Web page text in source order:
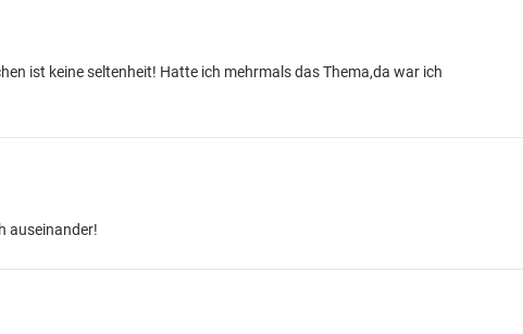
ist keine seltenheit! Hatte ich mehrmals das Thema,da war ich
auseinander!